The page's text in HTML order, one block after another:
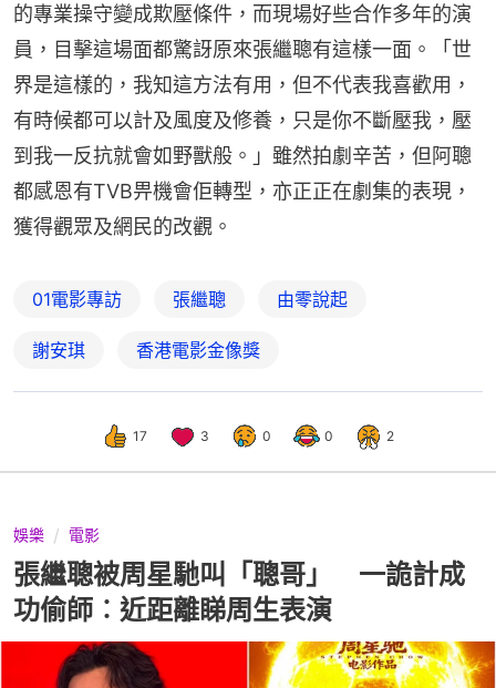
的專業操守變成欺壓條件，而現場好些合作多年的演
員，目擊這場面都驚訝原來張繼聰有這樣一面。「世
界是這樣的，我知這方法有用，但不代表我喜歡用，
有時候都可以計及風度及修養，只是你不斷壓我，壓
到我一反抗就會如野獸般。」雖然拍劇辛苦，但阿聰
都感恩有TVB畀機會佢轉型，亦正正在劇集的表現，
獲得觀眾及網民的改觀。
01電影專訪 張繼聰 由零說起
謝安琪 香港電影金像獎
17 3 0 0 2
娛樂 電影
張繼聰被周星馳叫「聰哥」 一詭計成
功偷師︰近距離睇周生表演